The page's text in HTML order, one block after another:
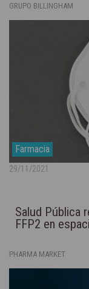
GRUPO BILLINGHAM
Farmacia
29/11/2021
Salud Pública
FFP2 en
PHARMA MARKET